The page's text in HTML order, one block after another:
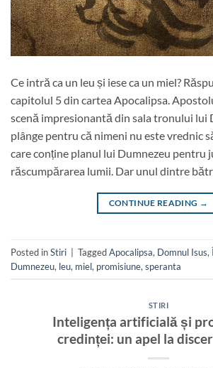
Ce intră ca un leu și iese ca un miel?
capitolul 5 din cartea Apocalipsa.
scenă impresionantă din sala tronului lui
plânge pentru că nimeni nu este vrednic
care conține planul lui Dumnezeu pentru
răscumpărarea lumii. Dar unul dintre
CONTINUE READING →
Posted inStiri TaggedApocalipsa, Domnul Isus,
Dumnezeu, leu, miel, promisiune, speranta
STIRI
Inteligența artificială și
credinței: un apel la